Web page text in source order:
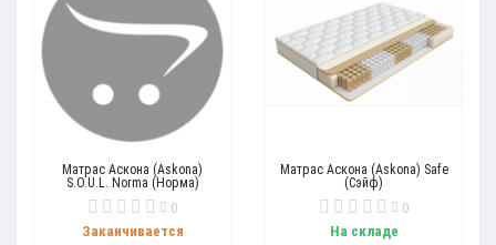
Матрас Аскона (Askona)
S.O.U.L. Norma (Норма)
0
Заканчивается
Матрас Аскона (Askona) Safe
(Сэйф)
0
На складе